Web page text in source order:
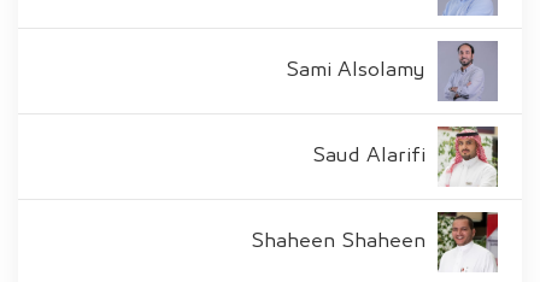
Sami Alsolamy
Saud Alarifi
Shaheen Shaheen